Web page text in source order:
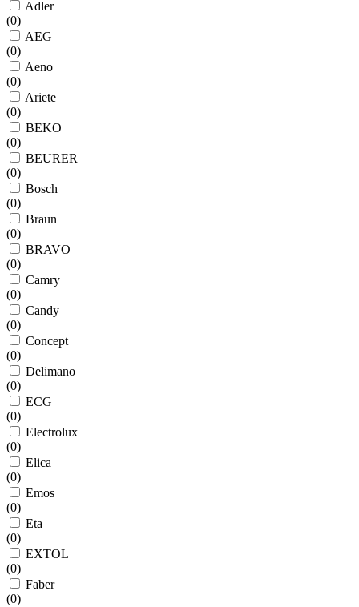
Adler
(0)
AEG
(0)
Aeno
(0)
Ariete
(0)
BEKO
(0)
BEURER
(0)
Bosch
(0)
Braun
(0)
BRAVO
(0)
Camry
(0)
Candy
(0)
Concept
(0)
Delimano
(0)
ECG
(0)
Electrolux
(0)
Elica
(0)
Emos
(0)
Eta
(0)
EXTOL
(0)
Faber
(0)